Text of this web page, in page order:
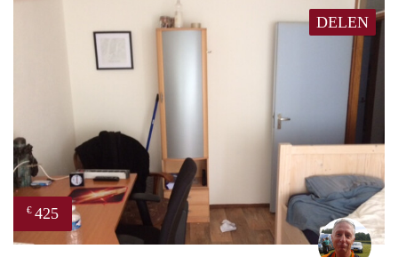
DELEN
€ 425
wim